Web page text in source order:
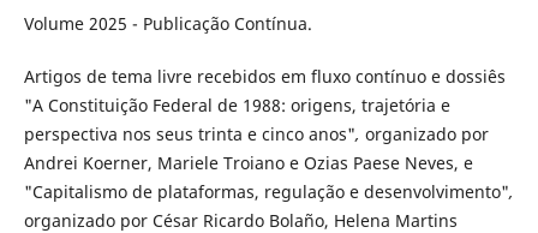
Volume 2025 - Publicação Contínua.
Artigos de tema livre recebidos em fluxo contínuo e dossiês
"A Constituição Federal de 1988: origens, trajetória e
perspectiva nos seus trinta e cinco anos", organizado por
Andrei Koerner, Mariele Troiano e Ozias Paese Neves, e
"Capitalismo de plataformas, regulação e desenvolvimento",
organizado por César Ricardo Bolaño, Helena Martins